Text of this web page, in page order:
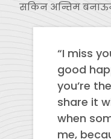
सकिन अन्तिम
“I miss
good
you’re
share it
when
me,